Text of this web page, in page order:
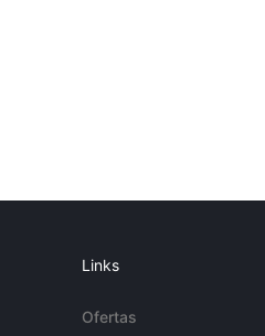
Links
Ofertas